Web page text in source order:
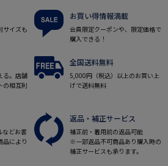
サイズも
お買い得情報満載
会員限定クーポンや、限定価格で
購入できる！
る。店舗
の相互利
全国送料無料
5,000円（税込）以上のお買い上
げで送料無料
などお客
品により
返品・補正サービス
補正前・着用前の返品可能
※一部返品不可商品あり購入時の
補正サービスも承ります。